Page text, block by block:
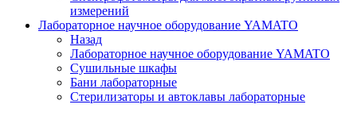
измерений
Лабораторное научное оборудование YAMATO
Назад
Лабораторное научное оборудование YAMATO
Сушильные шкафы
Бани лабораторные
Стерилизаторы и автоклавы лабораторные